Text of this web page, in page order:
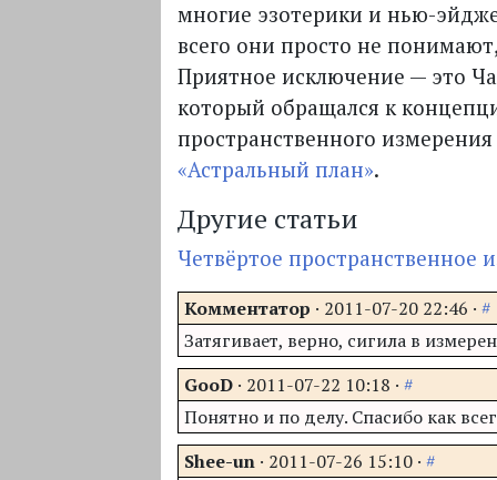
многие эзотерики и нью-
всего они просто не
Приятное исключение — это
который обращался к
пространственного измерения
«Астральный план».
Другие статьи
Четвёртое пространственное
Комментатор · 2011-07-20 22:46 ·#
Затягивает, верно, сигила в
GooD · 2011-07-22 10:18 ·#
Понятно и по делу. Спасибо как
Shee-un · 2011-07-26 15:10 ·#